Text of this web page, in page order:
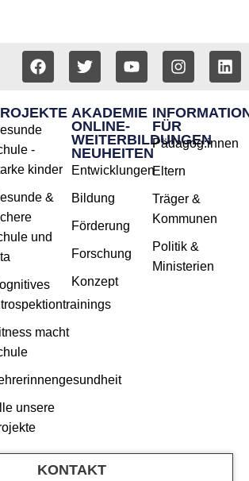
-
kinder
&
und
macht
unsere
AKADEMIE
ONLINE-
WEITERBILDUNGEN
NEUHEITEN
Entwicklungen
Bildung
Förderung
Forschung
Konzept
FÜR
Pädagog:innen
Eltern
Träger &
Kommunen
Politik &
Ministerien
KONTAKT